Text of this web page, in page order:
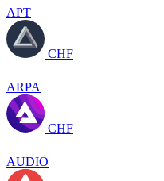
APT
CHF
ARPA
CHF
AUDIO